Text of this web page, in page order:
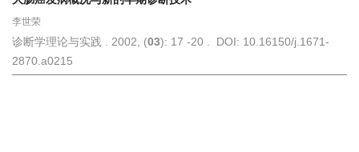
李世荣
诊断学理论与实践 . 2002, (03): 17 -20 . DOI: 10.16150/j.1671-
2870.a0215